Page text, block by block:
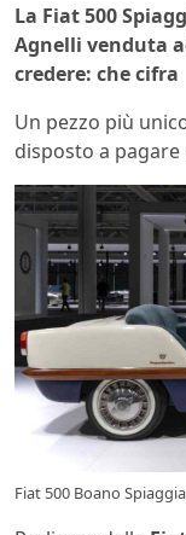
La Fiat 500
Agnelli venduta
credere: che cifra
Un pezzo più
disposto a
Fiat 500 Boano